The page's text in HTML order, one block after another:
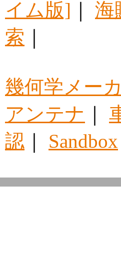
イム版]
海
索
幾何学メー
アンテナ
認
Sandbox